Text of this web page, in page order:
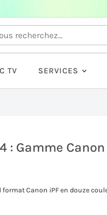
TV SERVICES
: Gamme Canon
Canon iPF en douze